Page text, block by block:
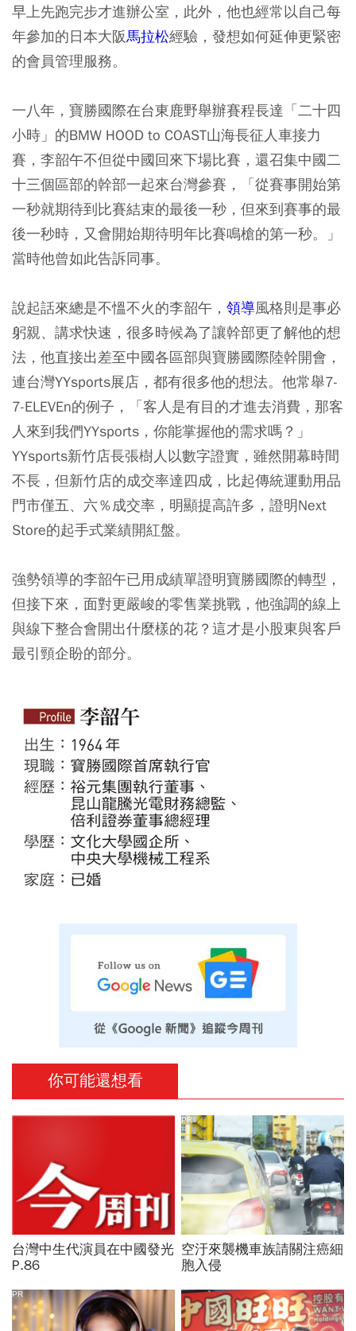
早上先跑完步才進辦公室，此外，他也經常以自己每
年參加的日本大阪馬拉松經驗，發想如何延伸更緊密
的會員管理服務。
一八年，寶勝國際在台東鹿野舉辦賽程長達「二十四
小時」的BMW HOOD to COAST山海長征人車接力
賽，李韶午不但從中國回來下場比賽，還召集中國二
十三個區部的幹部一起來台灣參賽，「從賽事開始第
一秒就期待到比賽結束的最後一秒，但來到賽事的最
後一秒時，又會開始期待明年比賽鳴槍的第一秒。」
當時他曾如此告訴同事。
說起話來總是不慍不火的李韶午， 領導風格則是事必
躬親、講求快速，很多時候為了讓幹部更了解他的想
法，他直接出差至中國各區部與寶勝國際陸幹開會，
連台灣YYsports展店，都有很多他的想法。他常舉7-
7-ELEVEn的例子，「客人是有目的才進去消費，那客
人來到我們YYsports，你能掌握他的需求嗎？」
YYsports新竹店長張樹人以數字證實，雖然開幕時間
不長，但新竹店的成交率達四成，比起傳統運動用品
門市僅五、六％成交率，明顯提高許多，證明Next
Store的起手式業績開紅盤。
強勢領導的李韶午已用成績單證明寶勝國際的轉型，
但接下來，面對更嚴峻的零售業挑戰，他強調的線上
與線下整合會開出什麼樣的花？這才是小股東與客戶
最引頸企盼的部分。
你可能還想看
台灣中生代演員在中國發光
P.86
空汙來襲機車族請關注癌細
胞入侵
PR
PR